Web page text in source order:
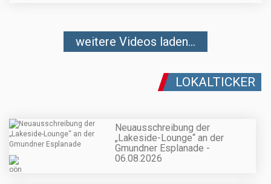
weitere Videos laden...
LOKALTICKER
Neuausschreibung der
„Lakeside-Lounge“ an der
Gmundner Esplanade -
06.08.2026